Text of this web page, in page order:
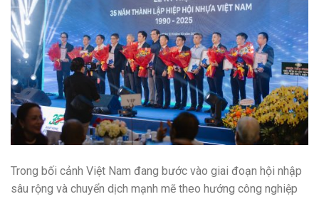
Trong bối cảnh Việt Nam đang bước vào giai đoạn hội nhập
sâu rộng và chuyển dịch mạnh mẽ theo hướng công nghiệp